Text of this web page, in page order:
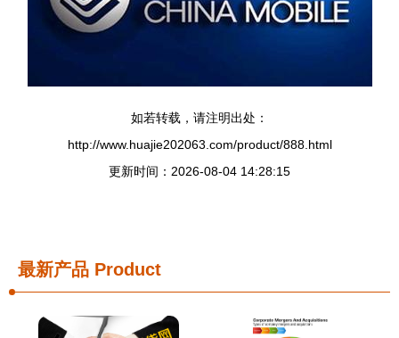
如若转载，请注明出处：
http://www.huajie202063.com/product/888.html
更新时间：2026-08-04 14:28:15
最新产品 Product